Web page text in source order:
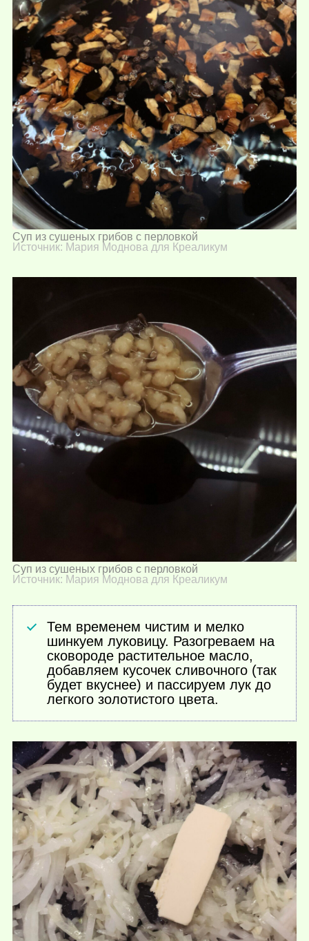
Суп из сушеных грибов с перловкой
Источник: Мария Моднова для Креаликум
Суп из сушеных грибов с перловкой
Источник: Мария Моднова для Креаликум
Тем временем чистим и мелко
шинкуем луковицу. Разогреваем на
сковороде растительное масло,
добавляем кусочек сливочного (так
будет вкуснее) и пассируем лук до
легкого золотистого цвета.